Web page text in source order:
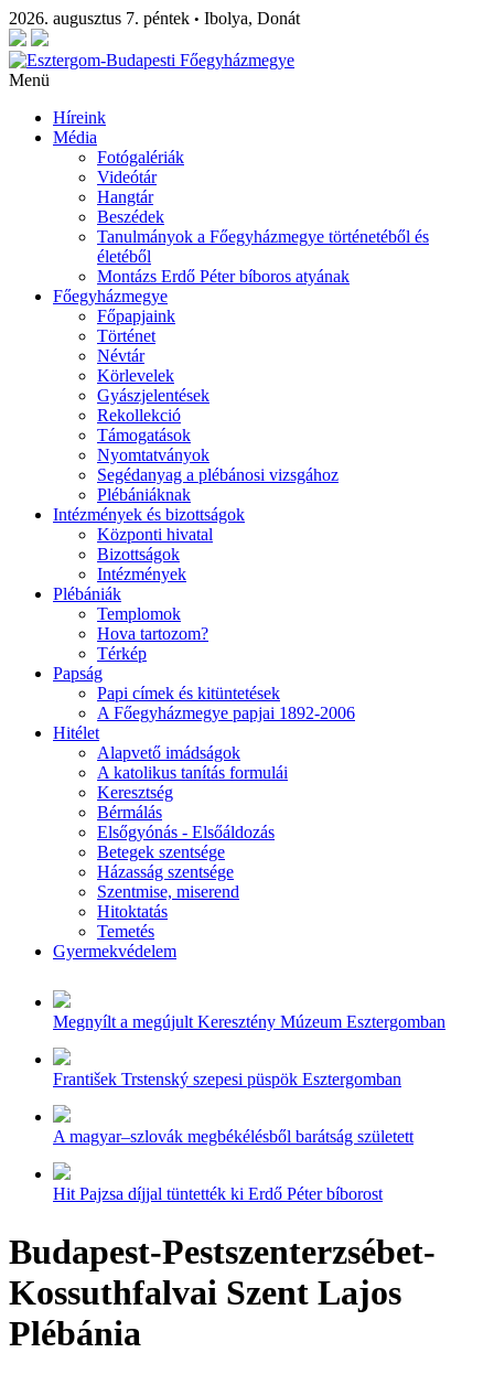
2026. augusztus 7. péntek • Ibolya, Donát
Menü
Híreink
Média
Fotógalériák
Videótár
Hangtár
Beszédek
Tanulmányok a Főegyházmegye történetéből és
életéből
Montázs Erdő Péter bíboros atyának
Főegyházmegye
Főpapjaink
Történet
Névtár
Körlevelek
Gyászjelentések
Rekollekció
Támogatások
Nyomtatványok
Segédanyag a plébánosi vizsgához
Plébániáknak
Intézmények és bizottságok
Központi hivatal
Bizottságok
Intézmények
Plébániák
Templomok
Hova tartozom?
Térkép
Papság
Papi címek és kitüntetések
A Főegyházmegye papjai 1892-2006
Hitélet
Alapvető imádságok
A katolikus tanítás formulái
Keresztség
Bérmálás
Elsőgyónás - Elsőáldozás
Betegek szentsége
Házasság szentsége
Szentmise, miserend
Hitoktatás
Temetés
Gyermekvédelem
Megnyílt a megújult Keresztény Múzeum Esztergomban
František Trstenský szepesi püspök Esztergomban
A magyar–szlovák megbékélésből barátság született
Hit Pajzsa díjjal tüntették ki Erdő Péter bíborost
Budapest-Pestszenterzsébet-
Kossuthfalvai Szent Lajos
Plébánia